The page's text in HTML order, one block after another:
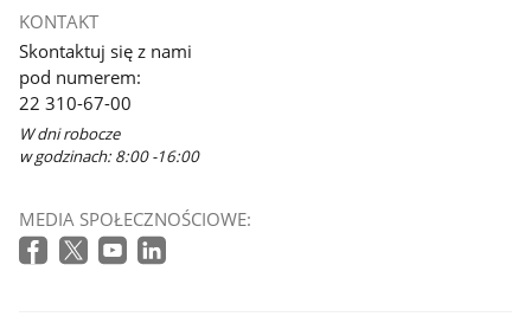
KONTAKT
Skontaktuj się z nami
pod numerem:
22 310-67-00
W dni robocze
w godzinach: 8:00 -16:00
MEDIA SPOŁECZNOŚCIOWE: